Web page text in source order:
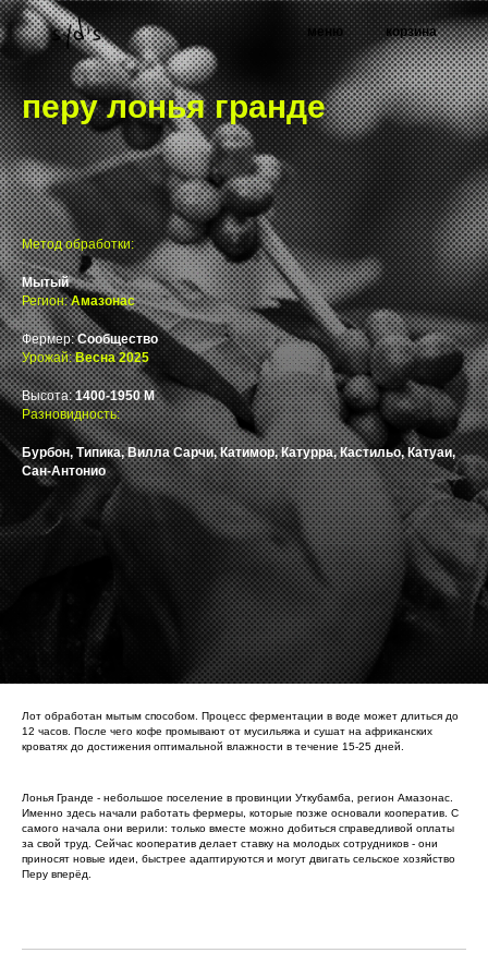
меню корзина
перу лонья гранде
Метод обработки:
Мытый
Регион:Амазонас
Фермер:Сообщество
Урожай:Весна 2025
Высота:1400-1950 М
Разновидность:
Бурбон, Типика, Вилла Сарчи, Катимор, Катурра, Кастильо, Катуаи,
Сан-Антонио
Лот обработан мытым способом. Процесс ферментации в воде может длиться до
12 часов. После чего кофе промывают от мусильяжа и сушат на африканских
кроватях до достижения оптимальной влажности в течение 15-25 дней.
Лонья Гранде - небольшое поселение в провинции Уткубамба, регион Амазонас.
Именно здесь начали работать фермеры, которые позже основали кооператив. С
самого начала они верили: только вместе можно добиться справедливой оплаты
за свой труд. Сейчас кооператив делает ставку на молодых сотрудников - они
приносят новые идеи, быстрее адаптируются и могут двигать сельское хозяйство
Перу вперёд.